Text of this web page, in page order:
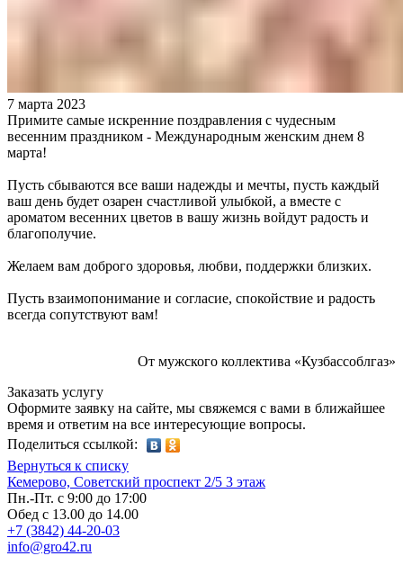
7 марта 2023
Примите самые искренние поздравления с чудесным
весенним праздником - Международным женским днем 8
марта!
Пусть сбываются все ваши надежды и мечты, пусть каждый
ваш день будет озарен счастливой улыбкой, а вместе с
ароматом весенних цветов в вашу жизнь войдут радость и
благополучие.
Желаем вам доброго здоровья, любви, поддержки близких.
Пусть взаимопонимание и согласие, спокойствие и радость
всегда сопутствуют вам!
От мужского коллектива «Кузбассоблгаз»
Заказать услугу
Оформите заявку на сайте, мы свяжемся с вами в ближайшее
время и ответим на все интересующие вопросы.
Поделиться ссылкой:
Вернуться к списку
Кемерово, Советский проспект 2/5 3 этаж
Пн.-Пт. с 9:00 до 17:00
Обед с 13.00 до 14.00
+7 (3842) 44-20-03
info@gro42.ru